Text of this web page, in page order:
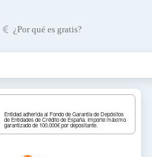
¿Por qué es gratis?
Entidad adherida al Fondo de Garantía de Depósitos
de Entidades de Crédito de España. Importe máximo
garantizado de 100.000€ por depositante.